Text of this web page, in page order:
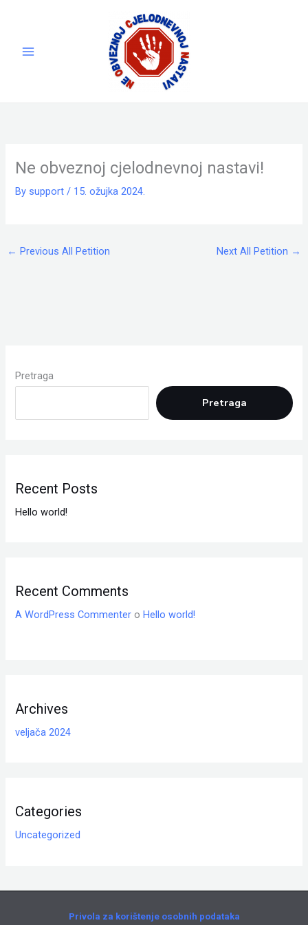
Ne obveznoj cjelodnevnoj nastavi!
By support/ 15. ožujka 2024.
← Previous All Petition Next All Petition →
Pretraga
Pretraga
Recent Posts
Hello world!
Recent Comments
A WordPress Commenter oHello world!
Archives
veljača 2024
Categories
Uncategorized
Privola za korištenje osobnih podataka